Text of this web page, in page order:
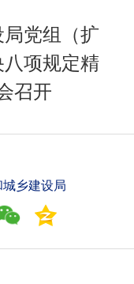
党组（扩
项规定精
召开
乡建设局